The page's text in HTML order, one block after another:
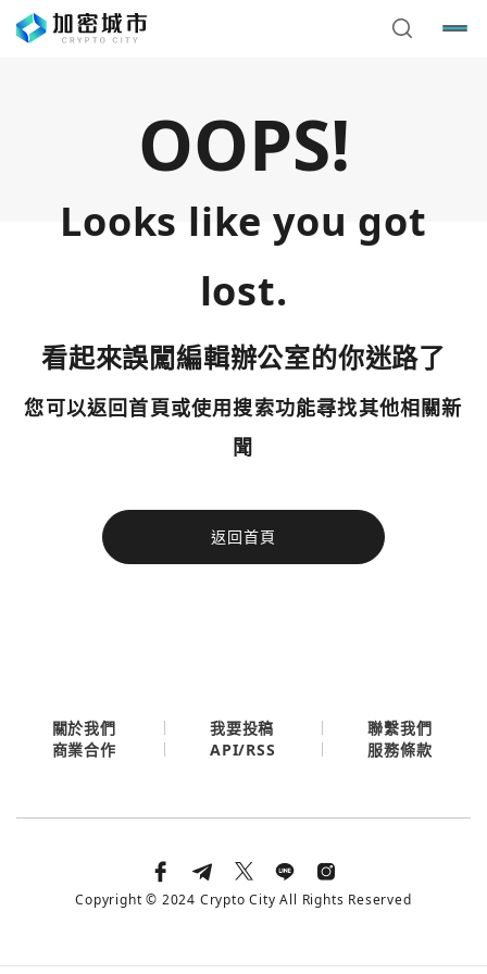
OOPS!
Looks like you got
lost.
看起來誤闖編輯辦公室的你迷路了
您可以返回首頁或使用搜索功能尋找其他相關新
聞
返回首頁
今日熱門
使用以下帳號繼續
您已閒置5分鐘，請點擊關閉按鈕或空白處，即可回到加密
今日熱門
關於我們 我要投稿
聯繫我們
商業合作
API/RSS 服務條款
Copyright © 2024 Crypto City All Rights Reserved